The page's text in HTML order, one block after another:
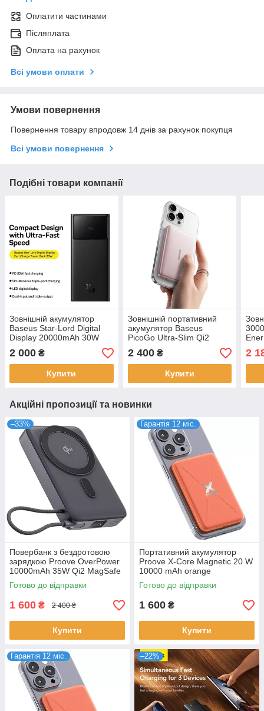
Оплатити частинами
Післяплата
Оплата на рахунок
Всі умови оплати
Умови повернення
Повернення товару впродовж 14 днів за рахунок покупця
Всі умови повернення
Подібні товари компанії
Зовнішній акумулятор
Baseus Star-Lord Digital
Display 20000mAh 30W
Black (P10022904113-00)
2 000 ₴
Купити
Зовнішній портативний
акумулятор Baseus
PicoGo Ultra-Slim Qi2
Magnetic 10000 mAh Pink
27W (E0027202)
2 400₴
Купити
2
Акційні пропозиції та новинки
–33%
Повербанк з бездротовою
зарядкою Proove OverPower
10000mAh 35W Qi2 MagSafe
вбудований кабель Type-C
(PBOP35012105)
Готово до відправки
1 600 ₴ 2 400 ₴
Купити
Гарантія 12 міс.
Портативний акумулятор
Proove X-Core Magnetic 20 W
10000 mAh orange
(PNXC22010018)
Готово до відправки
1 600 ₴
Купити
Гарантія 12 міс. –22%